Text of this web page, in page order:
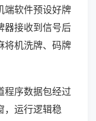
端软件预设好牌
器接收到信号后
将机洗牌、码牌
程序数据包经过
，运行逻辑稳